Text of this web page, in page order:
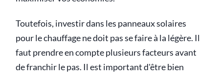
Toutefois, investir dans les panneaux solaires
pour le chauffage ne doit pas se faire à la légère. Il
faut prendre en compte plusieurs facteurs avant
de franchir le pas. Il est important d'être bien